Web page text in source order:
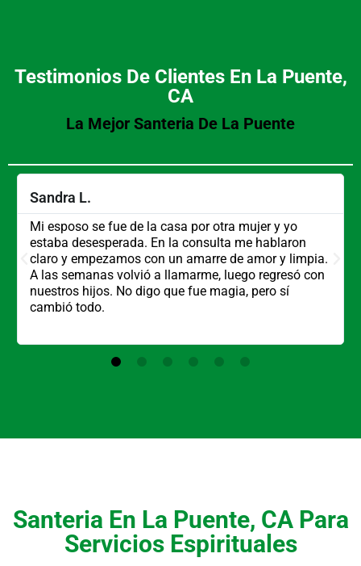
Testimonios De Clientes En La Puente,
CA
La Mejor Santeria De La Puente
Sandra L.
Mi esposo se fue de la casa por otra mujer y yo
estaba desesperada. En la consulta me hablaron
claro y empezamos con un amarre de amor y limpia.
A las semanas volvió a llamarme, luego regresó con
nuestros hijos. No digo que fue magia, pero sí
cambió todo.
Santeria En La Puente, CA Para
Servicios Espirituales